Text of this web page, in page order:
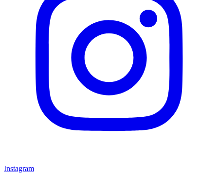
Instagram